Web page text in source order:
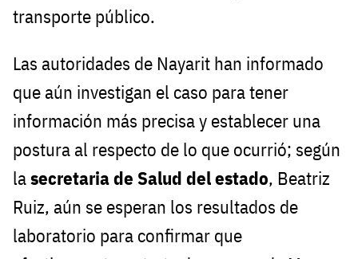
transporte público.
Las autoridades de Nayarit han informado
que aún investigan el caso para tener
información más precisa y establecer una
postura al respecto de lo que ocurrió; según
lasecretaria de Salud del estado, Beatriz
Ruiz, aún se esperan los resultados de
laboratorio para confirmar que